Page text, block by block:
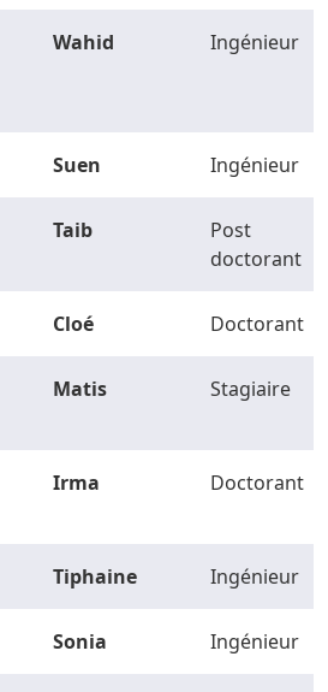
Wahid Ingénieur
Suen Ingénieur
Taib
Post
doctorant
Cloé Doctorant
Matis Stagiaire
Irma Doctorant
Tiphaine Ingénieur
Sonia Ingénieur